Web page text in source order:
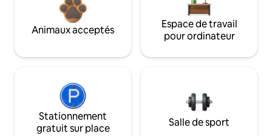
Animaux acceptés
Espace de travail
pour ordinateur
Stationnement
gratuit sur place
Salle de sport